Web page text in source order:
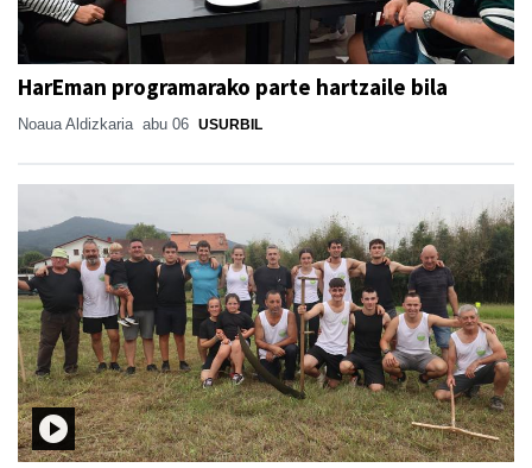
HarEman programarako parte hartzaile bila
Noaua Aldizkaria abu 06 USURBIL